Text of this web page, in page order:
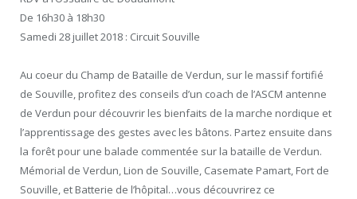
De 16h30 à 18h30
Samedi 28 juillet 2018 : Circuit Souville
Au coeur du Champ de Bataille de Verdun, sur le massif fortifié
de Souville, profitez des conseils d’un coach de l’ASCM antenne
de Verdun pour découvrir les bienfaits de la marche nordique et
l’apprentissage des gestes avec les bâtons. Partez ensuite dans
la forêt pour une balade commentée sur la bataille de Verdun.
Mémorial de Verdun, Lion de Souville, Casemate Pamart, Fort de
Souville, et Batterie de l’hôpital…vous découvrirez ce